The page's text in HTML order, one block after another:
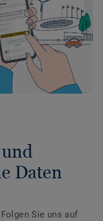
Daten
Sie uns auf